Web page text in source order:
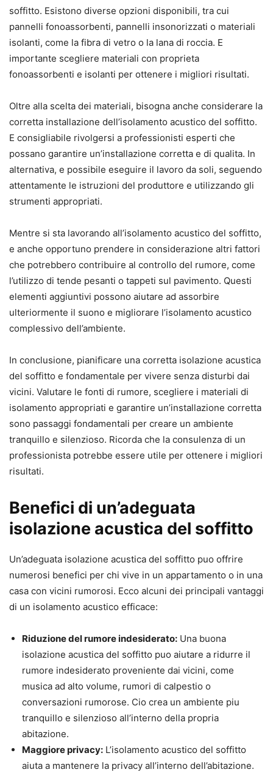
soffitto. Esistono diverse opzioni disponibili, tra cui
pannelli fonoassorbenti, pannelli insonorizzati o materiali
isolanti, come la fibra di vetro o la lana di roccia. E
importante scegliere materiali con proprieta
fonoassorbenti e isolanti per ottenere i migliori risultati.
Oltre alla scelta dei materiali, bisogna anche considerare la
corretta installazione dell’isolamento acustico del soffitto.
E consigliabile rivolgersi a professionisti esperti che
possano garantire un’installazione corretta e di qualita. In
alternativa, e possibile eseguire il lavoro da soli, seguendo
attentamente le istruzioni del produttore e utilizzando gli
strumenti appropriati.
Mentre si sta lavorando all’isolamento acustico del soffitto,
e anche opportuno prendere in considerazione altri fattori
che potrebbero contribuire al controllo del rumore, come
l’utilizzo di tende pesanti o tappeti sul pavimento. Questi
elementi aggiuntivi possono aiutare ad assorbire
ulteriormente il suono e migliorare l’isolamento acustico
complessivo dell’ambiente.
In conclusione, pianificare una corretta isolazione acustica
del soffitto e fondamentale per vivere senza disturbi dai
vicini. Valutare le fonti di rumore, scegliere i materiali di
isolamento appropriati e garantire un’installazione corretta
sono passaggi fondamentali per creare un ambiente
tranquillo e silenzioso. Ricorda che la consulenza di un
professionista potrebbe essere utile per ottenere i migliori
risultati.
Benefici di un’adeguata
isolazione acustica del soffitto
Un’adeguata isolazione acustica del soffitto puo offrire
numerosi benefici per chi vive in un appartamento o in una
casa con vicini rumorosi. Ecco alcuni dei principali vantaggi
di un isolamento acustico efficace:
Riduzione del rumore indesiderato: Una buona
isolazione acustica del soffitto puo aiutare a ridurre il
rumore indesiderato proveniente dai vicini, come
musica ad alto volume, rumori di calpestio o
conversazioni rumorose. Cio crea un ambiente piu
tranquillo e silenzioso all’interno della propria
abitazione.
Maggiore privacy: L’isolamento acustico del soffitto
aiuta a mantenere la privacy all’interno dell’abitazione.